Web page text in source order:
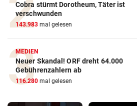
Cobra stürmt Dorotheum, Täter ist
verschwunden
143.983 mal gelesen
MEDIEN
Neuer Skandal! ORF dreht 64.000
Gebührenzahlern ab
116.280 mal gelesen